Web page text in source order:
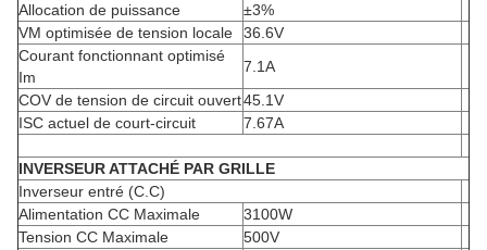
Allocation de puissance
±3%
VM optimisée de tension locale
36.6V
Courant fonctionnant optimisé
Im
7.1A
COV de tension de circuit ouvert45.1V
ISC actuel de court-circuit
7.67A
INVERSEUR ATTACHÉ PAR GRILLE
Inverseur entré (C.C)
Alimentation CC Maximale
3100W
Tension CC Maximale
500V